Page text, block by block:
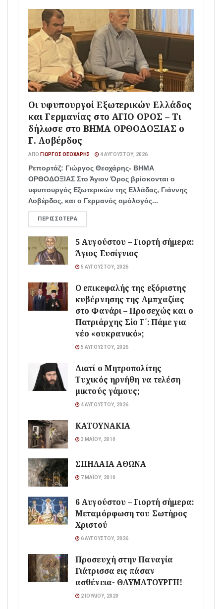
Οι υφυπουργοί Εξωτερικών Ελλάδος
και Γερμανίας στο ΑΓΙΟ ΟΡΟΣ – Τι
δήλωσε στο ΒΗΜΑ ΟΡΘΟΔΟΞΙΑΣ ο
Γ. Λοβέρδος
ΑΠΌ ΓΙΏΡΓΟΣ ΘΕΟΧΆΡΗΣ 4 ΑΥΓΟΎΣΤΟΥ, 2026
Ρεπορτάζ: Γιώργος Θεοχάρης- ΒΗΜΑ
ΟΡΘΟΔΟΞΙΑΣ Στο Άγιον Όρος βρίσκονται ο
υφυπουργός Εξωτερικών της Ελλάδας, Γιάννης
Λοβέρδος, και ο Γερμανός ομόλογός...
ΠΕΡΙΣΣΌΤΕΡΑ
5 Αυγούστου – Γιορτή σήμερα:
Άγιος Ευσίγνιος
5 ΑΥΓΟΎΣΤΟΥ, 2026
Ο επικεφαλής της εξόριστης
κυβέρνησης της Αμπχαζίας
στο Φανάρι – Προσεχώς και ο
Πατριάρχης Σίο Γ΄: Πάμε για
νέο «ουκρανικό»;
5 ΑΥΓΟΎΣΤΟΥ, 2026
Διατί ο Μητροπολίτης
Τυχικός ηρνήθη να τελέση
μικτούς γάμους;
4 ΑΥΓΟΎΣΤΟΥ, 2026
ΚΑΤΟΥΝΑΚΙΑ
3 ΜΑΪ́ΟΥ, 2010
ΣΠΗΛΑΙΑ ΑΘΩΝΑ
7 ΜΑΪ́ΟΥ, 2010
6 Αυγούστου – Γιορτή σήμερα:
Μεταμόρφωση του Σωτήρος
Χριστού
6 ΑΥΓΟΎΣΤΟΥ, 2026
Προσευχή στην Παναγία
Γιάτρισσα εις πάσαν
ασθένεια- ΘΑΥΜΑΤΟΥΡΓΗ!
2 ΙΟΥΛΊΟΥ, 2020